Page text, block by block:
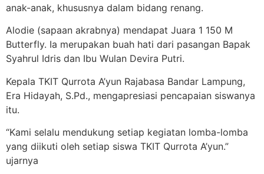
anak-anak, khususnya dalam bidang renang.
Alodie (sapaan akrabnya) mendapat Juara 1 150 M
Butterfly. Ia merupakan buah hati dari pasangan Bapak
Syahrul Idris dan Ibu Wulan Devira Putri.
Kepala TKIT Qurrota A’yun Rajabasa Bandar Lampung,
Era Hidayah, S.Pd., mengapresiasi pencapaian siswanya
itu.
“Kami selalu mendukung setiap kegiatan lomba-lomba
yang diikuti oleh setiap siswa TKIT Qurrota A’yun.”
ujarnya